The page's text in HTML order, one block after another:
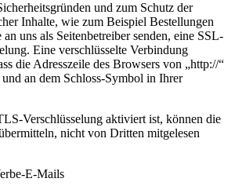
und zum Schutz der
Inhalte, wie zum Beispiel Bestellungen
uns als Seitenbetreiber senden, eine SSL-
Eine verschlüsselte Verbindung
die Adresszeile des Browsers von „http://“
an dem Schloss-Symbol in Ihrer
Verschlüsselung aktiviert ist, können die
nicht von Dritten mitgelesen
E-Mails